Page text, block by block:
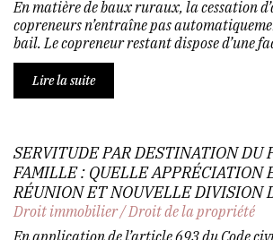
En matière de baux ruraux, la cessation
copreneurs n’entraîne pas
bail. Le copreneur restant dispose d’une
Lire la suite
SERVITUDE PAR DESTINATION DU
FAMILLE : QUELLE APPRÉCIATION
RÉUNION ET NOUVELLE DIVISION
Droit immobilier/Droit de la propriété
En application de l’article 693 du Code